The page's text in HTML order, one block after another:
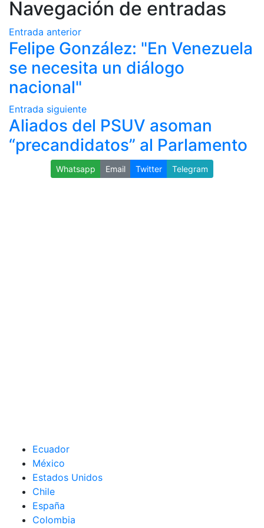
Navegación de entradas
Entrada anterior
Felipe González: "En Venezuela
se necesita un diálogo
nacional"
Entrada siguiente
Aliados del PSUV asoman
“precandidatos” al Parlamento
Whatsapp Email Twitter Telegram
Ecuador
México
Estados Unidos
Chile
España
Colombia